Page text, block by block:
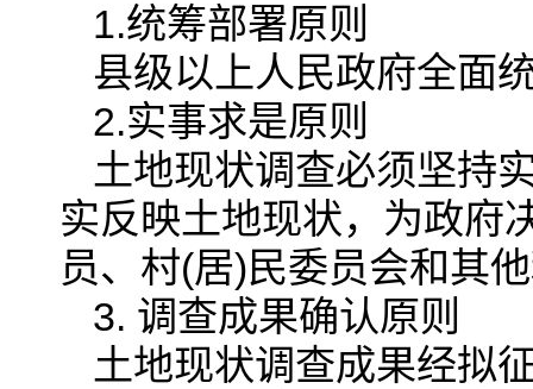
1.统筹部署原则
县级以上人民政府全面
2.实事求是原则
土地现状调查必须坚持
实反映土地现状，为政府
员、村(居)民委员会和其
3. 调查成果确认原则
土地现状调查成果经拟